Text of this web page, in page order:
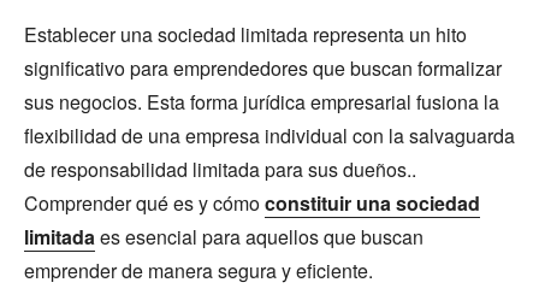
Establecer una sociedad limitada representa un hito
significativo para emprendedores que buscan formalizar
sus negocios. Esta forma jurídica empresarial fusiona la
flexibilidad de una empresa individual con la salvaguarda
de responsabilidad limitada para sus dueños..
Comprender qué es y cómoconstituir una sociedad
limitadaes esencial para aquellos que buscan
emprender de manera segura y eficiente.